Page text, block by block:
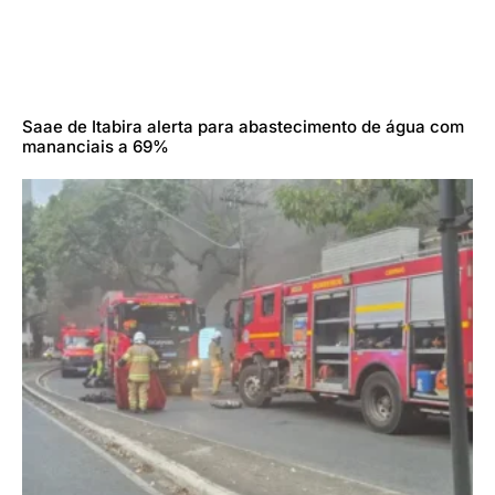
Saae de Itabira alerta para abastecimento de água com
mananciais a 69%